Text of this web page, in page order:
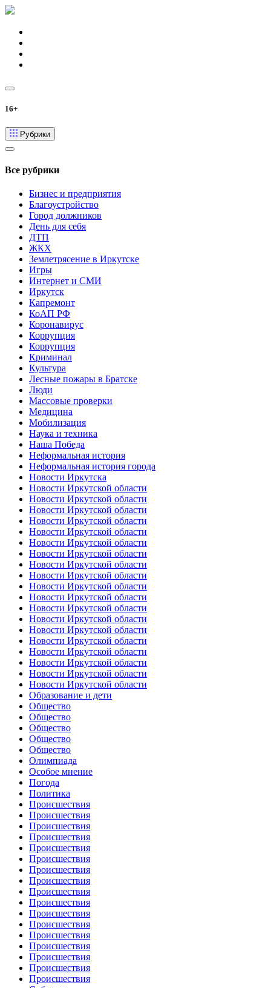
16+
Рубрики
Все рубрики
Бизнес и предприятия
Благоустройство
Город должников
День для себя
ДТП
ЖКХ
Землетрясение в Иркутске
Игры
Интернет и СМИ
Иркутск
Капремонт
КоАП РФ
Коронавирус
Коррупция
Коррупция
Криминал
Культура
Лесные пожары в Братске
Люди
Массовые проверки
Медицина
Мобилизация
Наука и техника
Наша Победа
Неформальная история
Неформальная история города
Новости Иркутска
Новости Иркутской области
Новости Иркутской области
Новости Иркутской области
Новости Иркутской области
Новости Иркутской области
Новости Иркутской области
Новости Иркутской области
Новости Иркутской области
Новости Иркутской области
Новости Иркутской области
Новости Иркутской области
Новости Иркутской области
Новости Иркутской области
Новости Иркутской области
Новости Иркутской области
Новости Иркутской области
Новости Иркутской области
Новости Иркутской области
Новости Иркутской области
Образование и дети
Общество
Общество
Общество
Общество
Общество
Олимпиада
Особое мнение
Погода
Политика
Происшествия
Происшествия
Происшествия
Происшествия
Происшествия
Происшествия
Происшествия
Происшествия
Происшествия
Происшествия
Происшествия
Происшествия
Происшествия
Происшествия
Происшествия
Происшествия
Происшествия